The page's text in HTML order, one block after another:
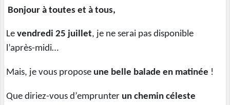
Bonjour à toutes et à tous,
Le vendredi 25 juillet, je ne serai pas disponible
l’après-midi…
Mais, je vous propose une belle balade en matinée !
Que diriez-vous d’emprunter un chemin céleste